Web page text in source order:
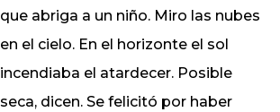
que abriga a un niño. Miro las nubes
en el cielo. En el horizonte el sol
incendiaba el atardecer. Posible
seca, dicen. Se felicitó por haber